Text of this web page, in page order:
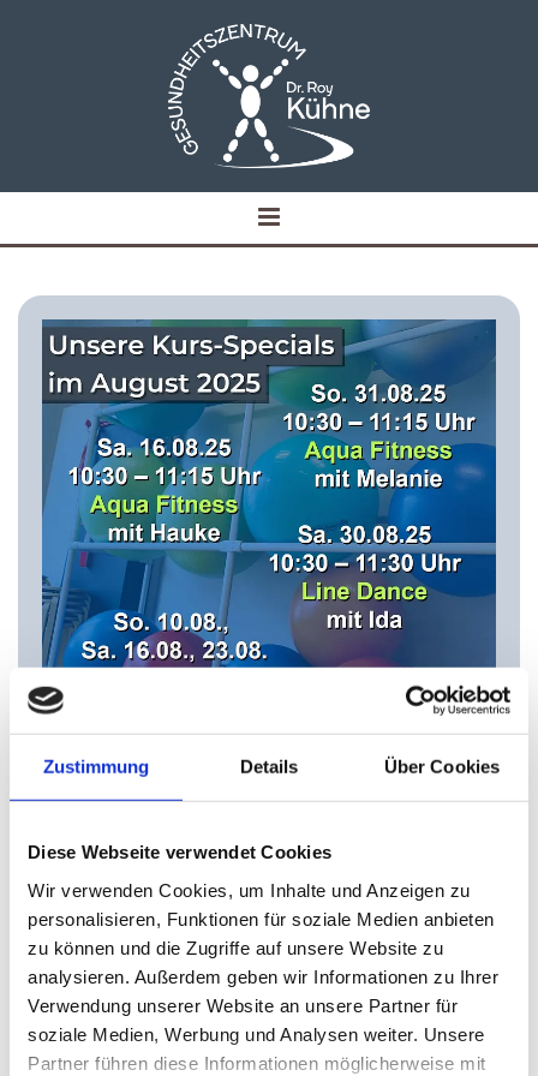
Zustimmung Details Über Cookies
Diese Webseite verwendet Cookies
Wir verwenden Cookies, um Inhalte und Anzeigen zu
personalisieren, Funktionen für soziale Medien anbieten
zu können und die Zugriffe auf unsere Website zu
analysieren. Außerdem geben wir Informationen zu Ihrer
Verwendung unserer Website an unsere Partner für
soziale Medien, Werbung und Analysen weiter. Unsere
Partner führen diese Informationen möglicherweise mit
UNSERE KURS-SPECIALS IM
AUGUST 2025
Nici, Hauke, Melanie und Ida sind mit
ihren Kurs-Specials im August für euch
da!